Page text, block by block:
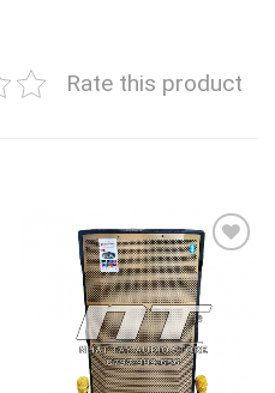
Rate this product
Add to
wishlist